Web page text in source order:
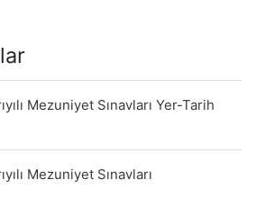
Mezuniyet Sınavları Yer-Tarih
Mezuniyet Sınavları